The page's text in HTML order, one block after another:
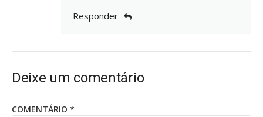
Responder
Deixe um comentário
COMENTÁRIO *